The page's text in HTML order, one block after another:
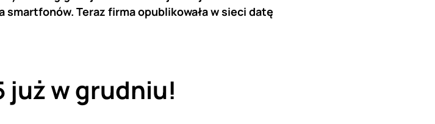
Teraz firma opublikowała w sieci datę
już w grudniu!